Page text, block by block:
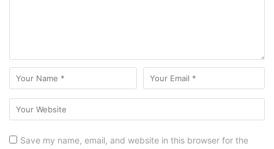
Save my name, email, and website in this browser for the